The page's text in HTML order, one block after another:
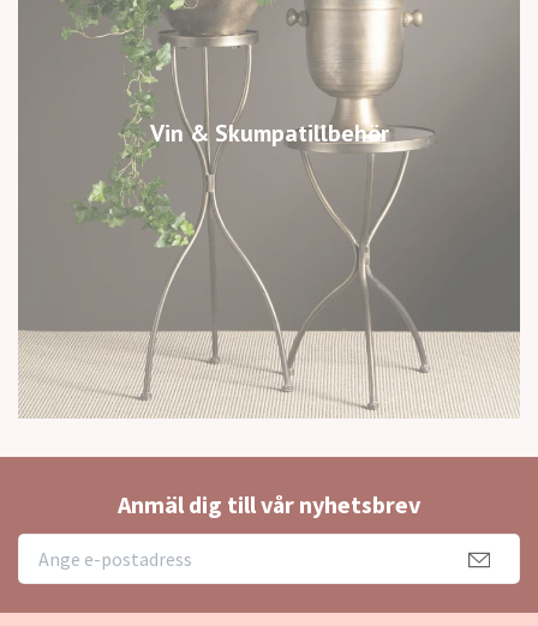
Vin & Skumpatillbehör
Anmäl dig till vår nyhetsbrev